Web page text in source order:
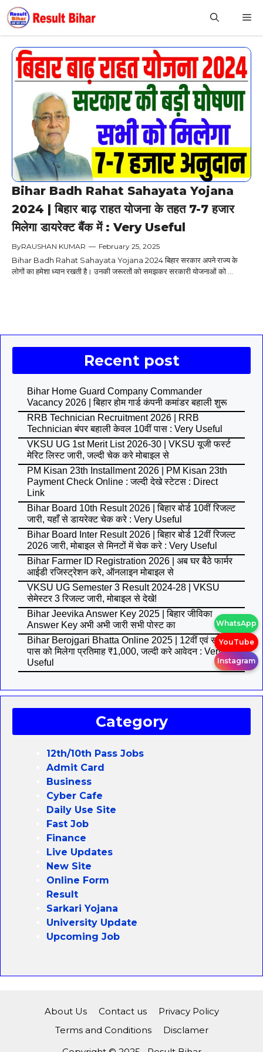
Skip
to
content
Bihar Badh Rahat Sahayata Yojana
2024 | बिहार बाढ़ राहत योजना के तहत 7-7 हजार
मिलेगा डायरेक्ट बैंक में : Very Useful
ByRAUSHAN KUMAR — February 25, 2025
Bihar Badh Rahat Sahayata Yojana 2024 बिहार सरकार अपने राज्य के
लोगों का हमेशा ध्यान रखती है। उनकी जरूरतों को समझकर सरकारी योजनाओं को ...
Recent post
Bihar Home Guard Company Commander
Vacancy 2026 | बिहार होम गार्ड कंपनी कमांडर बहाली शुरू
RRB Technician Recruitment 2026 | RRB
Technician बंपर बहाली केवल 10वीं पास : Very Useful
VKSU UG 1st Merit List 2026-30 | VKSU यूजी फर्स्ट
मेरिट लिस्ट जारी, जल्दी चेक करे मोबाइल से
PM Kisan 23th Installment 2026 | PM Kisan 23th
Payment Check Online : जल्दी देखे स्टेटस : Direct
Link
Bihar Board 10th Result 2026 | बिहार बोर्ड 10वीं रिजल्ट
जारी, यहाँ से डायरेक्ट चेक करे : Very Useful
Bihar Board Inter Result 2026 | बिहार बोर्ड 12वीं रिजल्ट
2026 जारी, मोबाइल से मिनटों में चेक करे : Very Useful
Bihar Farmer ID Registration 2026 | अब घर बैठे फार्मर
आईडी रजिस्ट्रेशन करे, ऑनलाइन मोबाइल से
VKSU UG Semester 3 Result 2024-28 | VKSU
सेमेस्टर 3 रिजल्ट जारी, मोबाइल से देखे!
Bihar Jeevika Answer Key 2025 | बिहार जीविका
Answer Key अभी अभी जारी सभी पोस्ट का
Bihar Berojgari Bhatta Online 2025 | 12वीं एवं स्नातक
पास को मिलेगा प्रतिमाह ₹1,000, जल्दी करे आवेदन : Very
Useful
Category
12th/10th Pass Jobs
Admit Card
Business
Cyber Cafe
Daily Use Site
Fast Job
Finance
Live Updates
New Site
Online Form
Result
Sarkari Yojana
University Update
Upcoming Job
About Us Contact us
Privacy Policy
Terms and Conditions
Disclamer
WhatsApp
YouTube
Instagram